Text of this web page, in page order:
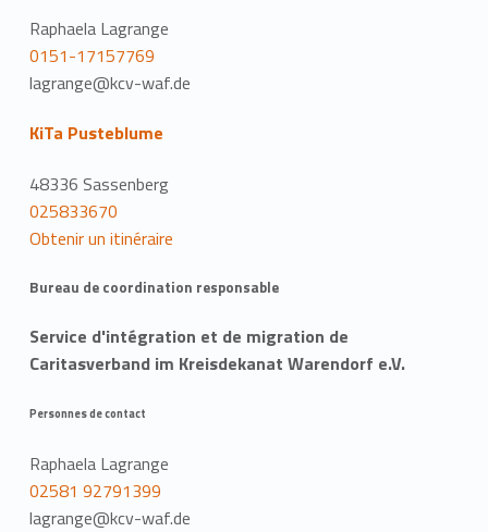
Raphaela Lagrange
0151-17157769
lagrange@kcv-waf.de
KiTa Pusteblume
48336 Sassenberg
025833670
Obtenir un itinéraire
Bureau de coordination responsable
Service d'intégration et de migration de
Caritasverband im Kreisdekanat Warendorf e.V.
Personnes de contact
Raphaela Lagrange
02581 92791399
lagrange@kcv-waf.de